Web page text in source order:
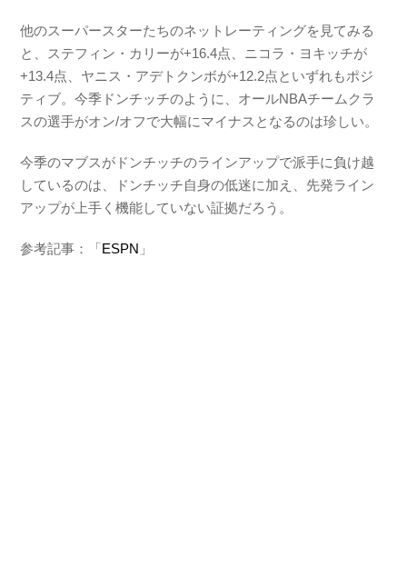
他のスーパースターたちのネットレーティングを見てみる
と、ステフィン・カリーが+16.4点、ニコラ・ヨキッチが
+13.4点、ヤニス・アデトクンボが+12.2点といずれもポジ
ティブ。今季ドンチッチのように、オールNBAチームクラ
スの選手がオン/オフで大幅にマイナスとなるのは珍しい。
今季のマブスがドンチッチのラインアップで派手に負け越
しているのは、ドンチッチ自身の低迷に加え、先発ライン
アップが上手く機能していない証拠だろう。
参考記事：「ESPN 」